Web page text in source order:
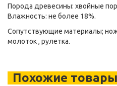
Порода древесины: хвойные
Влажность: не более 18%.
Сопутствующие материалы;
молоток , рулетка.
Похожие